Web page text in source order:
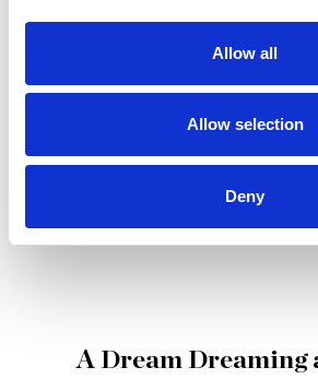
Allow all
Allow selection
Deny
A Dream Dreaming